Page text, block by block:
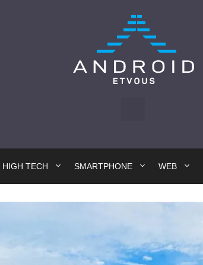
HIGH TECH SMARTPHONE WEB